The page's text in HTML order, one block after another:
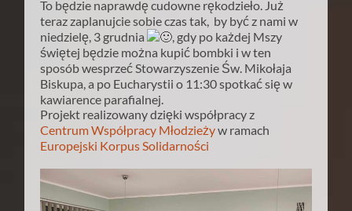
To będzie naprawdę cudowne rękodzieło. Już
teraz zaplanujcie sobie czas tak, by być z nami w
niedzielę, 3 grudnia
, gdy po każdej Mszy
świętej będzie można kupić bombki i w ten
sposób wesprzeć Stowarzyszenie Św. Mikołaja
Biskupa, a po Eucharystii o 11:30 spotkać się w
kawiarence parafialnej.
Projekt realizowany dzięki współpracy z
Centrum Współpracy Młodzieżyw ramach
Europejski Korpus Solidarności